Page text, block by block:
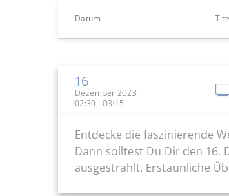
Datum
16
Dezember 2023
02:30 - 03:15
Entdecke die faszinierende
Dann solltest Du Dir den 16.
ausgestrahlt. Erstaunliche